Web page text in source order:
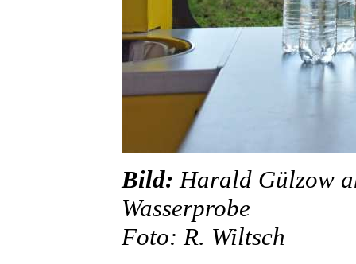
Bild: Harald Gülzow
Wasserprobe
Foto: R. Wiltsch